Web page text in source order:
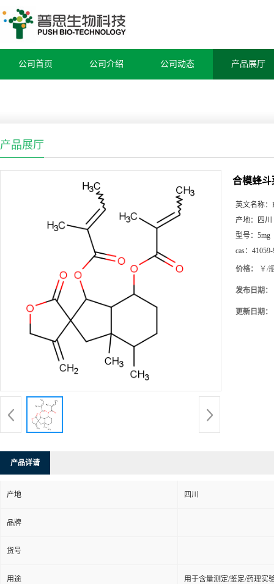
公司首页 公司介绍 公司动态 产品展厅
产品展厅
合模蜂斗
英文名称：
产地：
四川
型号： 5mg
cas：
价格： ￥/
发布日期：
更新日期：
产品详请
产地 四川
品牌
货号
用途 用于含量测定/鉴定/药理实